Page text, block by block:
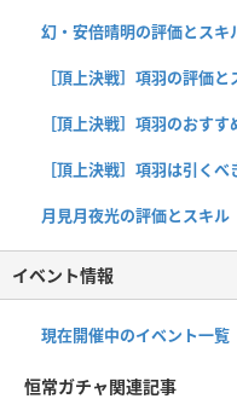
幻・安倍晴明の評価とスキ
［頂上決戦］項羽の評価と
［頂上決戦］項羽のおすす
［頂上決戦］項羽は引くべ
月見月夜光の評価とスキル
イベント情報
現在開催中のイベント一覧
恒常ガチャ関連記事